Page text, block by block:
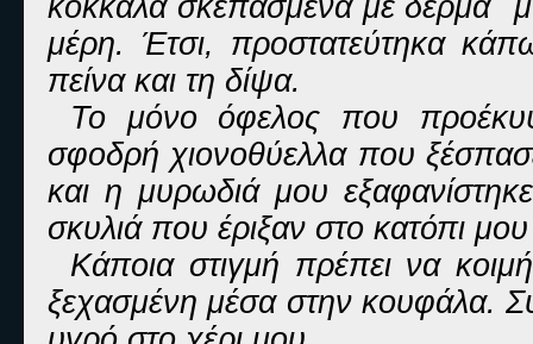
μέρη. Έτσι, προστατεύτηκα
πείνα και τη δίψα.
Το μόνο όφελος που
σφοδρή χιονοθύελλα που
και η μυρωδιά μου
σκυλιά που έριξαν στο κατόπι
Κάποια στιγμή πρέπει να
ξεχασμένη μέσα στην κουφάλα.